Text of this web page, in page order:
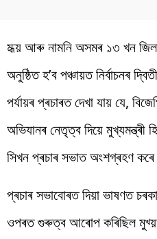
মধ্য় আৰু নামনি অসমৰ ১৩ খন
অনুষ্ঠিত হ’ব পঞ্চায়ত নিৰ্বাচনৰ
পৰ্যায়ৰ প্ৰচাৰত দেখা যায় যে,
অভিযানৰ নেতৃত্ব দিয়ে মুখ্যমন্ত্ৰী
সিখন প্ৰচাৰ সভাত অংশগ্ৰহণ কৰে
প্ৰচাৰ সভাবোৰত দিয়া ভাষণত
ওপৰত গুৰুত্ব আৰোপ কৰিছিল